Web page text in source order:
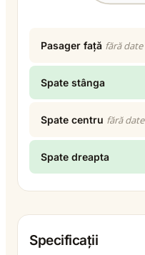
Pasager față fără date
Spate stânga
Spate centru fără date
Spate dreapta
Specificații